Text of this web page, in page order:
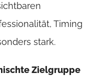
Timing
stark.
Zielgruppe